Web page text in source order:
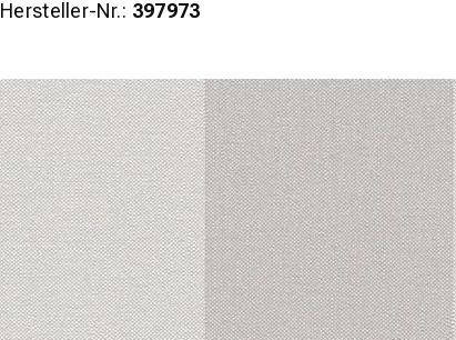
Hersteller-Nr.: 397973